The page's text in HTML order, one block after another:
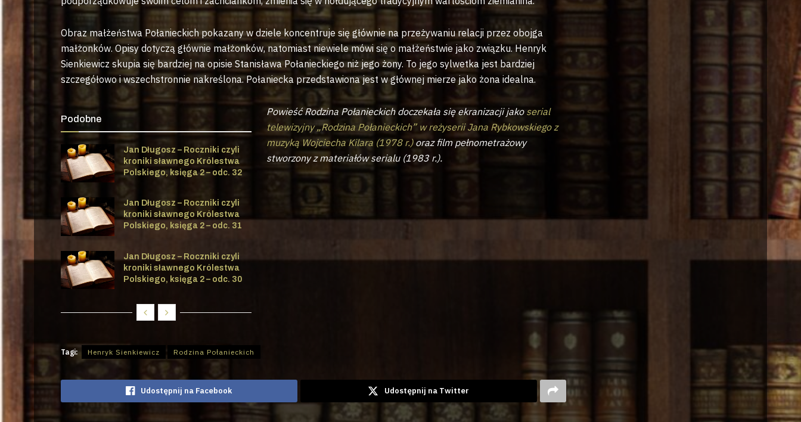
Obraz małżeństwa Połanieckich pokazany w dziele koncentruje się głównie na przeżywaniu relacji przez obojga
małżonków. Opisy dotyczą głównie małżonków, natomiast niewiele mówi się o małżeństwie jako związku. Henryk
Sienkiewicz skupia się bardziej na opisie Stanisława Połanieckiego niż jego żony. To jego sylwetka jest bardziej
szczegółowo i wszechstronnie nakreślona. Połaniecka przedstawiona jest w głównej mierze jako żona idealna.
Podobne
Jan Długosz – Roczniki czyli
kroniki sławnego Królestwa
Polskiego, księga 2 – odc. 32
Jan Długosz – Roczniki czyli
kroniki sławnego Królestwa
Polskiego, księga 2 – odc. 31
Jan Długosz – Roczniki czyli
kroniki sławnego Królestwa
Polskiego, księga 2 – odc. 30
Powieść Rodzina Połanieckich doczekała się ekranizacji jako serial
telewizyjny „Rodzina Połanieckich” w reżyserii Jana Rybkowskiego z
muzyką Wojciecha Kilara (1978 r.)oraz film pełnometrażowy
stworzony z materiałów serialu (1983 r.).
Tagi: Henryk Sienkiewicz Rodzina Połanieckich
Udostępnij na Facebook Udostępnij na Twitter